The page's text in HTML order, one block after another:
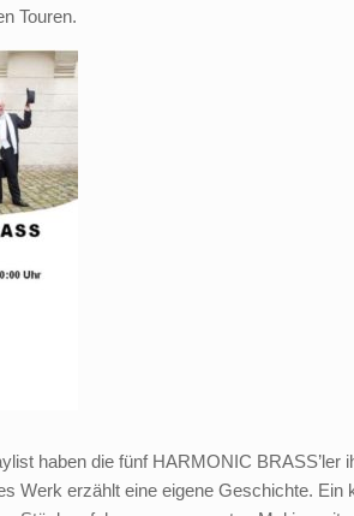
Touren.
haben die fünf HARMONIC BRASS’ler
Werk erzählt eine eigene Geschichte.